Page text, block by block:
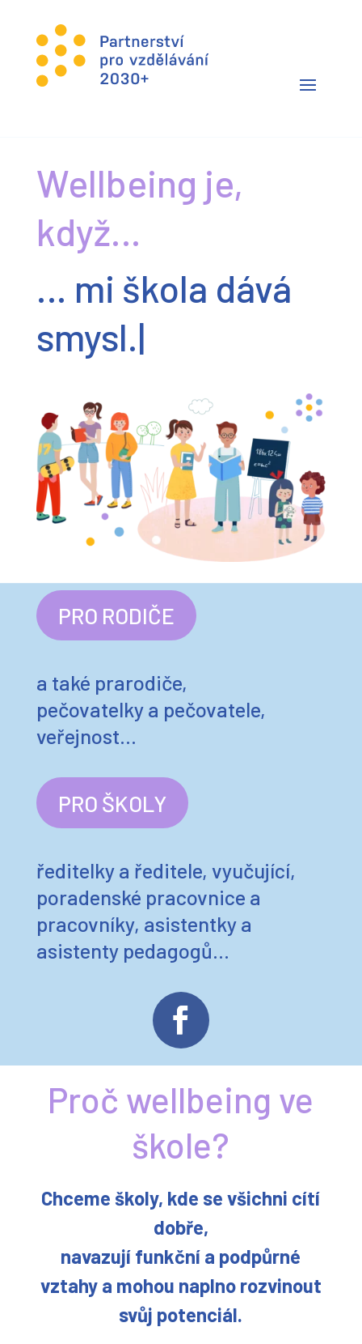
Wellbeing je,
když…
… mi škola dává
a také prarodiče,
veřejnost…
PRO ŠKOLY
ředitelky a ředitele, vyučující,
pracovníky, asistentky a
asistenty pedagogů…
Proč wellbeing ve
škole?
Chceme školy, kde se všichni cítí
navazují funkční a podpůrné
a mohou naplno rozvinout
svůj potenciál.
Wellbeing ve školách pokládáme